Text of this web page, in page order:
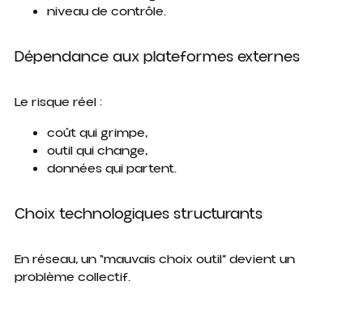
niveau de contrôle.
Dépendance aux plateformes externes
Le risque réel :
coût qui grimpe,
outil qui change,
données qui partent.
Choix technologiques structurants
En réseau, un “mauvais choix outil” devient un
problème collectif.